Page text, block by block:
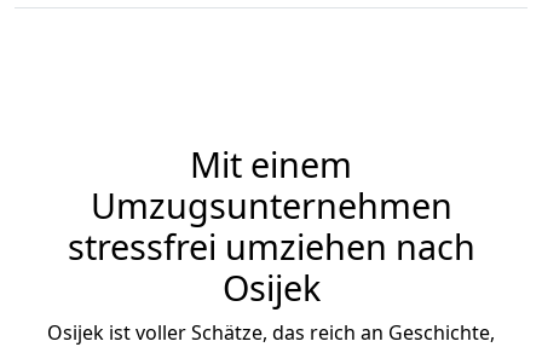
Mit einem
Umzugsunternehmen
stressfrei umziehen nach
Osijek
Osijek ist voller Schätze, das reich an Geschichte,